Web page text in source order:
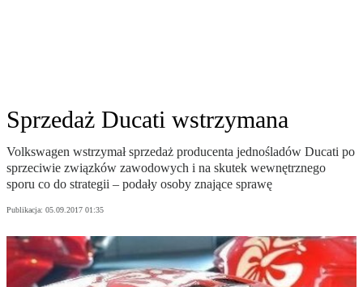
Sprzedaż Ducati wstrzymana
Volkswagen wstrzymał sprzedaż producenta jednośladów Ducati po
sprzeciwie związków zawodowych i na skutek wewnętrznego
sporu co do strategii – podały osoby znające sprawę
Publikacja: 05.09.2017 01:35